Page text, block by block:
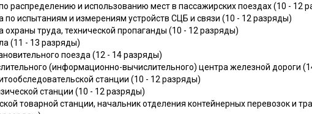
распределению и использованию мест в пассажирских поездах (10 - 12
по испытаниям и измерениям устройств СЦБ и связи (10 - 12 разряды)
охраны труда, технической пропаганды (10 - 12 разряды)
(11 - 13 разряды)
поезда (12 - 14 разряды)
(информационно-вычислительного) центра железной дороги
станции (10 - 12 разряды)
станции (10 - 12 разряды)
товарной станции, начальник отделения контейнерных перевозок и